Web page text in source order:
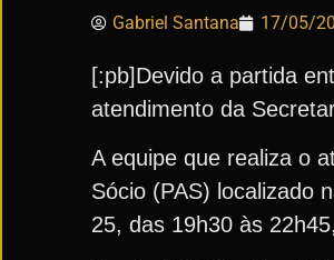
Gabriel Santana 17/05/
[:pb]Devido a partida
atendimento da
A equipe que realiza o
Sócio (PAS) localizado
25, das 19h30 às